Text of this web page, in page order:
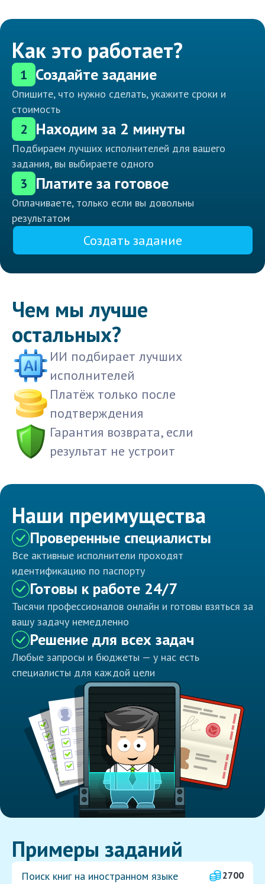
Как это работает?
1 Создайте задание
Опишите, что нужно сделать, укажите сроки и
стоимость
2 Находим за 2 минуты
Подбираем лучших исполнителей для вашего
задания, вы выбираете одного
3 Платите за готовое
Оплачиваете, только если вы довольны
результатом
Создать задание
Чем мы лучше
остальных?
ИИ подбирает лучших
исполнителей
Платёж только после
подтверждения
Гарантия возврата, если
результат не устроит
Наши преимущества
Проверенные специалисты
Все активные исполнители проходят
идентификацию по паспорту
Готовы к работе 24/7
Тысячи профессионалов онлайн и готовы взяться за
вашу задачу немедленно
Решение для всех задач
Любые запросы и бюджеты — у нас есть
специалисты для каждой цели
Примеры заданий
Поиск книг на иностранном языке
2700